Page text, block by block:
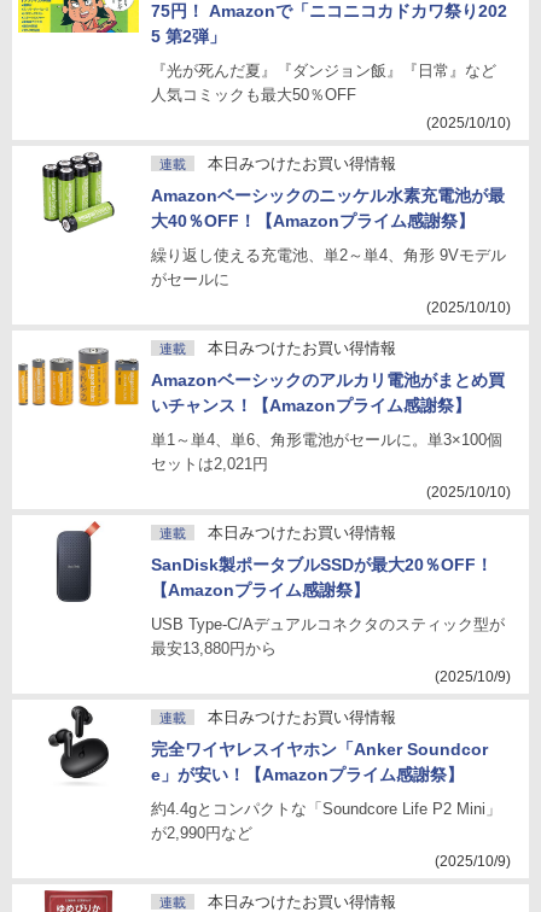
75円！ Amazonで「ニコニコカドカワ祭り202
5 第2弾」
『光が死んだ夏』『ダンジョン飯』『日常』など
人気コミックも最大50％OFF
(2025/10/10)
連載 本日みつけたお買い得情報
Amazonベーシックのニッケル水素充電池が最
大40％OFF！【Amazonプライム感謝祭】
繰り返し使える充電池、単2～単4、角形 9Vモデル
がセールに
(2025/10/10)
連載 本日みつけたお買い得情報
Amazonベーシックのアルカリ電池がまとめ買
いチャンス！【Amazonプライム感謝祭】
単1～単4、単6、角形電池がセールに。単3×100個
セットは2,021円
(2025/10/10)
連載 本日みつけたお買い得情報
SanDisk製ポータブルSSDが最大20％OFF！
【Amazonプライム感謝祭】
USB Type-C/Aデュアルコネクタのスティック型が
最安13,880円から
(2025/10/9)
連載 本日みつけたお買い得情報
完全ワイヤレスイヤホン「Anker Soundcor
e」が安い！【Amazonプライム感謝祭】
約4.4gとコンパクトな「Soundcore Life P2 Mini」
が2,990円など
(2025/10/9)
連載 本日みつけたお買い得情報